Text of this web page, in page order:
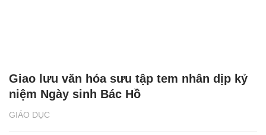
GIÁO DỤC
Giao lưu văn hóa sưu tập tem nhân dịp kỷ
niệm Ngày sinh Bác Hồ